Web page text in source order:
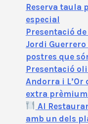
Reserva taula
especial
Presentació
Jordi
postres que
Presentació oli
Andorra i L’Or
extra
Al
amb un dels